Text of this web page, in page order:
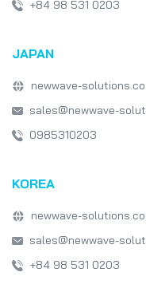
+84 98 531 0203
JAPAN
newwave-
sales@newwave-
0985310203
KOREA
newwave-
sales@newwave-
+84 98 531 0203